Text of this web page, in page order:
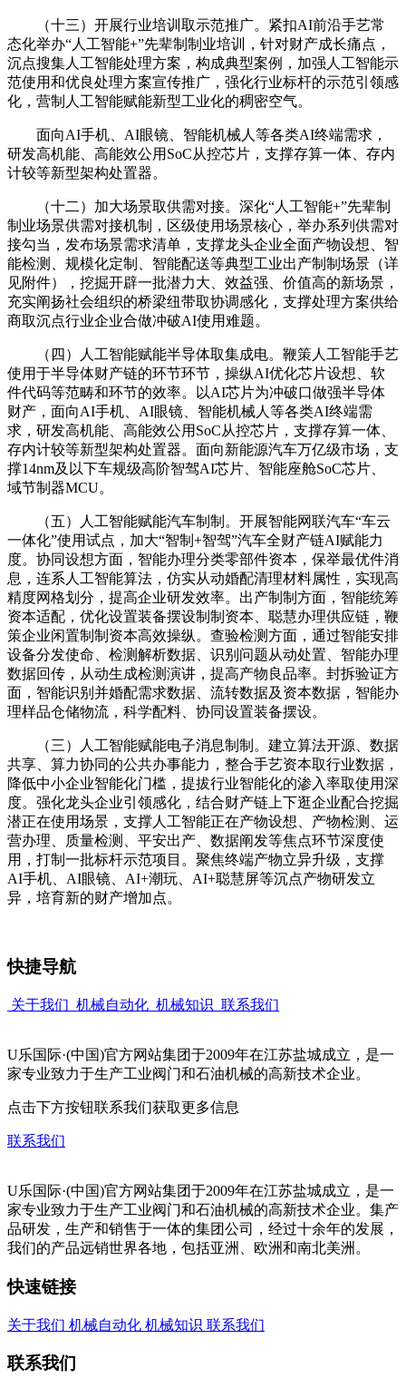
（十三）开展行业培训取示范推广。紧扣AI前沿手艺常
态化举办“人工智能+”先辈制制业培训，针对财产成长痛点，
沉点搜集人工智能处理方案，构成典型案例，加强人工智能示
范使用和优良处理方案宣传推广，强化行业标杆的示范引领感
化，营制人工智能赋能新型工业化的稠密空气。
面向AI手机、AI眼镜、智能机械人等各类AI终端需求，
研发高机能、高能效公用SoC从控芯片，支撑存算一体、存内
计较等新型架构处置器。
（十二）加大场景取供需对接。深化“人工智能+”先辈制
制业场景供需对接机制，区级使用场景核心，举办系列供需对
接勾当，发布场景需求清单，支撑龙头企业全面产物设想、智
能检测、规模化定制、智能配送等典型工业出产制制场景（详
见附件），挖掘开辟一批潜力大、效益强、价值高的新场景，
充实阐扬社会组织的桥梁纽带取协调感化，支撑处理方案供给
商取沉点行业企业合做冲破AI使用难题。
（四）人工智能赋能半导体取集成电。鞭策人工智能手艺
使用于半导体财产链的环节环节，操纵AI优化芯片设想、软
件代码等范畴和环节的效率。以AI芯片为冲破口做强半导体
财产，面向AI手机、AI眼镜、智能机械人等各类AI终端需
求，研发高机能、高能效公用SoC从控芯片，支撑存算一体、
存内计较等新型架构处置器。面向新能源汽车万亿级市场，支
撑14nm及以下车规级高阶智驾AI芯片、智能座舱SoC芯片、
域节制器MCU。
（五）人工智能赋能汽车制制。开展智能网联汽车“车云
一体化”使用试点，加大“智制+智驾”汽车全财产链AI赋能力
度。协同设想方面，智能办理分类零部件资本，保举最优件消
息，连系人工智能算法，仿实从动婚配清理材料属性，实现高
精度网格划分，提高企业研发效率。出产制制方面，智能统筹
资本适配，优化设置装备摆设制制资本、聪慧办理供应链，鞭
策企业闲置制制资本高效操纵。查验检测方面，通过智能安排
设备分发使命、检测解析数据、识别问题从动处置、智能办理
数据回传，从动生成检测演讲，提高产物良品率。封拆验证方
面，智能识别并婚配需求数据、流转数据及资本数据，智能办
理样品仓储物流，科学配料、协同设置装备摆设。
（三）人工智能赋能电子消息制制。建立算法开源、数据
共享、算力协同的公共办事能力，整合手艺资本取行业数据，
降低中小企业智能化门槛，提拔行业智能化的渗入率取使用深
度。强化龙头企业引领感化，结合财产链上下逛企业配合挖掘
潜正在使用场景，支撑人工智能正在产物设想、产物检测、运
营办理、质量检测、平安出产、数据阐发等焦点环节深度使
用，打制一批标杆示范项目。聚焦终端产物立异升级，支撑
AI手机、AI眼镜、AI+潮玩、AI+聪慧屏等沉点产物研发立
异，培育新的财产增加点。
快捷导航
关于我们 机械自动化 机械知识 联系我们
U乐国际·(中国)官方网站集团于2009年在江苏盐城成立，是一
家专业致力于生产工业阀门和石油机械的高新技术企业。
点击下方按钮联系我们获取更多信息
联系我们
U乐国际·(中国)官方网站集团于2009年在江苏盐城成立，是一
家专业致力于生产工业阀门和石油机械的高新技术企业。集产
品研发，生产和销售于一体的集团公司，经过十余年的发展，
我们的产品远销世界各地，包括亚洲、欧洲和南北美洲。
快速链接
关于我们 机械自动化 机械知识 联系我们
联系我们